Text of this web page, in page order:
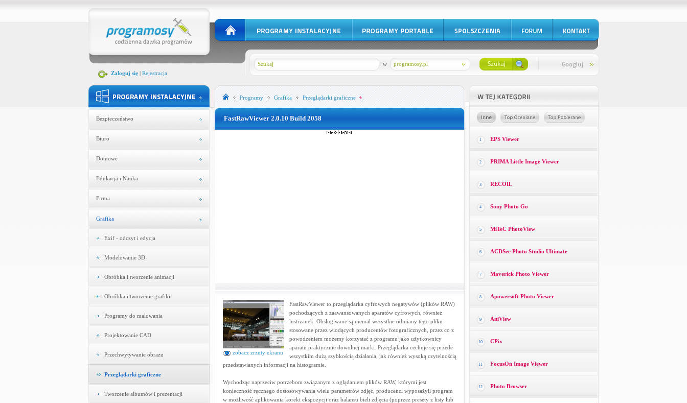
Zaloguj się| Rejestracja
programosy.pl
w
Bezpieczeństwo
Biuro
Domowe
Edukacja i Nauka
Firma
Grafika
Exif - odczyt i edycja
Modelowanie 3D
Obróbka i tworzenie animacji
Obróbka i tworzenie grafiki
Programy do malowania
Projektowanie CAD
Przechwytywanie obrazu
Przeglądarki graficzne
Tworzenie albumów i prezentacji
Programy Grafika Przeglądarki graficzne
FastRawViewer 2.0.10 Build 2058
zobacz zrzuty ekranu
FastRawViewer to przeglądarka cyfrowych negatywów (plików RAW)
pochodzących z zaawansowanych aparatów cyfrowych, również
lustrzanek. Obsługiwane są niemal wszystkie odmiany tego pliku
stosowane przez wiodących producentów fotograficznych, przez co z
powodzeniem możemy korzystać z programu jako użytkownicy
aparatu praktycznie dowolnej marki. Przeglądarka cechuje się przede
wszystkim dużą szybkością działania, jak również wysoką czytelnością
przedstawianych informacji na histogramie.
Wychodząc naprzeciw potrzebom związanym z oglądaniem plików RAW, którymi jest
konieczność ręcznego dostosowywania wielu parametrów zdjęć, producenci wyposażyli program
w możliwość aplikowania korekt ekspozycji oraz balansu bieli zdjęcia (poprzez presety z listy lub
1 EPS Viewer
2 PRIMA Little Image Viewer
3 RECOIL
4 Sony Photo Go
5 MiTeC PhotoView
6 ACDSee Photo Studio Ultimate
7 Maverick Photo Viewer
8 Apowersoft Photo Viewer
9 AniView
10 CPix
11 FocusOn Image Viewer
12 Photo Browser